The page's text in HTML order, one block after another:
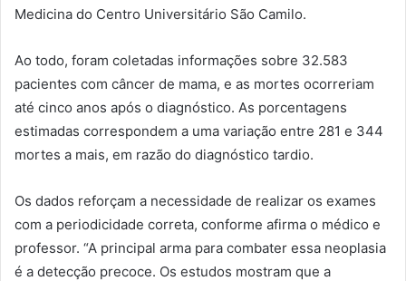
Medicina do Centro Universitário São Camilo.
Ao todo, foram coletadas informações sobre 32.583
pacientes com câncer de mama, e as mortes ocorreriam
até cinco anos após o diagnóstico. As porcentagens
estimadas correspondem a uma variação entre 281 e 344
mortes a mais, em razão do diagnóstico tardio.
Os dados reforçam a necessidade de realizar os exames
com a periodicidade correta, conforme afirma o médico e
professor. “A principal arma para combater essa neoplasia
é a detecção precoce. Os estudos mostram que a